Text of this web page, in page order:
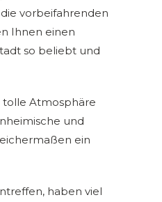
vorbeifahrenden
Ihnen einen
so beliebt und
tolle Atmosphäre
und
ein
haben viel